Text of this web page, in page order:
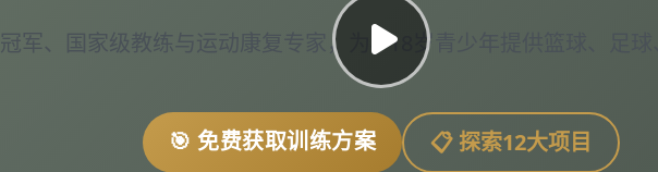
军、国家级教练与运动康复专家，为4-18岁青少年提供篮球、足球
🎯 免费获取训练方案 📋 探索12大项目